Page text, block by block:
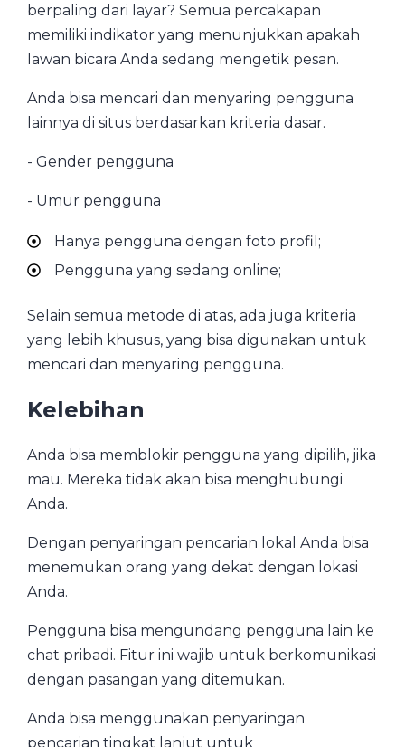
berpaling dari layar? Semua percakapan
memiliki indikator yang menunjukkan apakah
lawan bicara Anda sedang mengetik pesan.
Anda bisa mencari dan menyaring pengguna
lainnya di situs berdasarkan kriteria dasar.
- Gender pengguna
- Umur pengguna
Hanya pengguna dengan foto profil;
Pengguna yang sedang online;
Selain semua metode di atas, ada juga kriteria
yang lebih khusus, yang bisa digunakan untuk
mencari dan menyaring pengguna.
Kelebihan
Anda bisa memblokir pengguna yang dipilih, jika
mau. Mereka tidak akan bisa menghubungi
Anda.
Dengan penyaringan pencarian lokal Anda bisa
menemukan orang yang dekat dengan lokasi
Anda.
Pengguna bisa mengundang pengguna lain ke
chat pribadi. Fitur ini wajib untuk berkomunikasi
dengan pasangan yang ditemukan.
Anda bisa menggunakan penyaringan
pencarian tingkat lanjut untuk